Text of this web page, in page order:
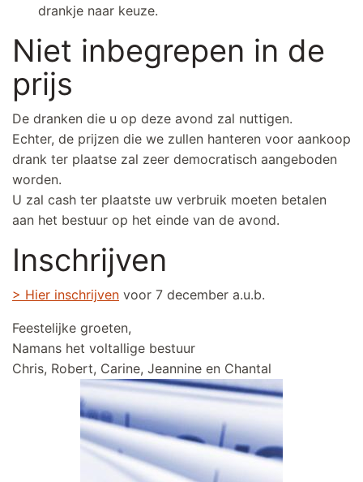
drankje naar keuze.
Niet inbegrepen in de
prijs
De dranken die u op deze avond zal nuttigen.
Echter, de prijzen die we zullen hanteren voor aankoop
drank ter plaatse zal zeer democratisch aangeboden
worden.
U zal cash ter plaatste uw verbruik moeten betalen
aan het bestuur op het einde van de avond.
Inschrijven
> Hier inschrijven voor 7 december a.u.b.
Feestelijke groeten,
Namans het voltallige bestuur
Chris, Robert, Carine, Jeannine en Chantal